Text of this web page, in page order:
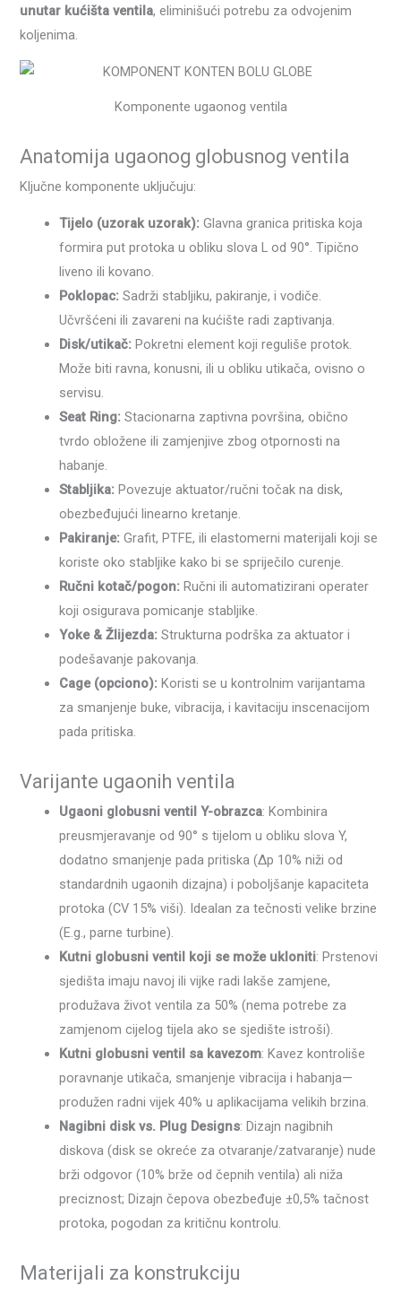
unutar kućišta ventila, eliminišući potrebu za odvojenim
koljenima.
Komponente ugaonog ventila
Anatomija ugaonog globusnog ventila
Ključne komponente uključuju:
Tijelo (uzorak uzorak): Glavna granica pritiska koja
formira put protoka u obliku slova L od 90°. Tipično
liveno ili kovano.
Poklopac: Sadrži stabljiku, pakiranje, i vodiče.
Učvršćeni ili zavareni na kućište radi zaptivanja.
Disk/utikač: Pokretni element koji reguliše protok.
Može biti ravna, konusni, ili u obliku utikača, ovisno o
servisu.
Seat Ring: Stacionarna zaptivna površina, obično
tvrdo obložene ili zamjenjive zbog otpornosti na
habanje.
Stabljika: Povezuje aktuator/ručni točak na disk,
obezbeđujući linearno kretanje.
Pakiranje: Grafit, PTFE, ili elastomerni materijali koji se
koriste oko stabljike kako bi se spriječilo curenje.
Ručni kotač/pogon: Ručni ili automatizirani operater
koji osigurava pomicanje stabljike.
Yoke & Žlijezda: Strukturna podrška za aktuator i
podešavanje pakovanja.
Cage (opciono): Koristi se u kontrolnim varijantama
za smanjenje buke, vibracija, i kavitaciju inscenacijom
pada pritiska.
Varijante ugaonih ventila
Ugaoni globusni ventil Y-obrazca: Kombinira
preusmjeravanje od 90° s tijelom u obliku slova Y,
dodatno smanjenje pada pritiska (Δp 10% niži od
standardnih ugaonih dizajna) i poboljšanje kapaciteta
protoka (CV 15% viši). Idealan za tečnosti velike brzine
(E.g., parne turbine).
Kutni globusni ventil koji se može ukloniti: Prstenovi
sjedišta imaju navoj ili vijke radi lakše zamjene,
produžava život ventila za 50% (nema potrebe za
zamjenom cijelog tijela ako se sjedište istroši).
Kutni globusni ventil sa kavezom: Kavez kontroliše
poravnanje utikača, smanjenje vibracija i habanja—
produžen radni vijek 40% u aplikacijama velikih brzina.
Nagibni disk vs. Plug Designs: Dizajn nagibnih
diskova (disk se okreće za otvaranje/zatvaranje) nude
brži odgovor (10% brže od čepnih ventila) ali niža
preciznost; Dizajn čepova obezbeđuje ±0,5% tačnost
protoka, pogodan za kritičnu kontrolu.
Materijali za konstrukciju